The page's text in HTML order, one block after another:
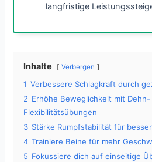
langfristige
Inhalte Verbergen
1 Verbessere Schlagkraft durch
2 Erhöhe Beweglichkeit mit Dehn-
Flexibilitätsübungen
3 Stärke Rumpfstabilität für
4 Trainiere Beine für mehr
5 Fokussiere dich auf einseitige